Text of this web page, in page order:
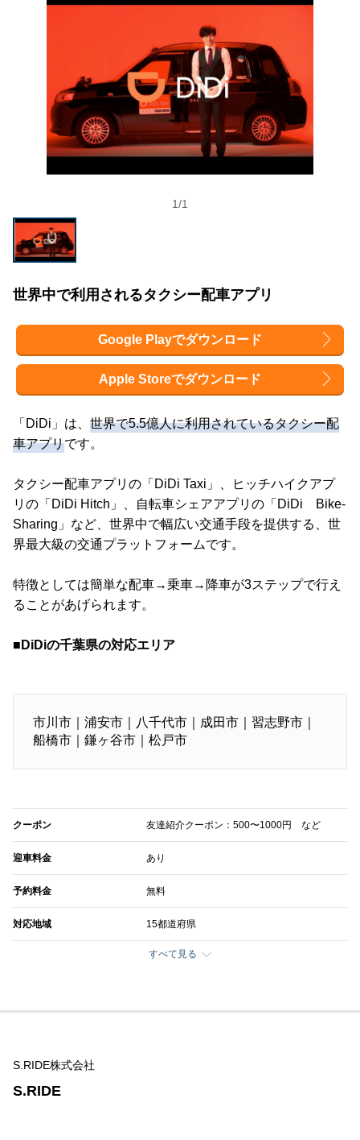
1/1
世界中で利用されるタクシー配車アプリ
Google Playでダウンロード
Apple Storeでダウンロード
「DiDi」は、 世界で5.5億人に利用されているタクシー配
車アプリです。
タクシー配車アプリの「DiDi Taxi」、ヒッチハイクアプ
リの「DiDi Hitch」、自転車シェアアプリの「DiDi Bike-
Sharing」など、世界中で幅広い交通手段を提供する、世
界最大級の交通プラットフォームです。
特徴としては簡単な配車→乗車→降車が3ステップで行え
ることがあげられます。
■DiDiの千葉県の対応エリア
市川市｜浦安市｜八千代市｜成田市｜習志野市｜
船橋市｜鎌ヶ谷市｜松戸市
クーポン 友達紹介クーポン：500〜1000円 など
迎車料金 あり
予約料金 無料
対応地域 15都道府県
すべて見る
S.RIDE株式会社
S.RIDE